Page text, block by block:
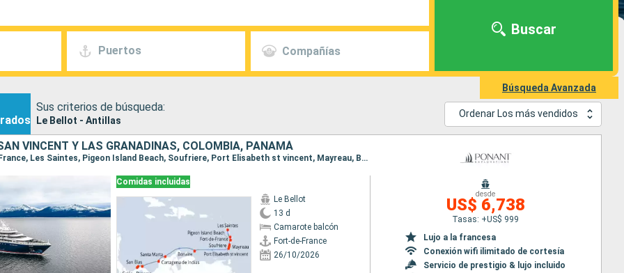
Puertos Compañías
Buscar
Búsqueda Avanzada
Sus criterios de búsqueda:
Le Bellot - Antillas
Ordenar Los más vendidos
VINCENT Y LAS GRANADINAS, COLOMBIA, PANAMÁ
Itinerario : Fort-de-France, Les Saintes, Pigeon Island Beach, Soufriere, Port Elisabeth st vincent, Mayreau, Bonaire, Santa Marta, Cartagena de Indias, San Blas, Porto bello, Colón - Panama
Comidas incluidas
Le Bellot
13 d
Camarote balcón
Fort-de-France
26/10/2026
desde
US$ 6,738
Tasas: +US$ 999
Lujo a la francesa
Conexión wifi ilimitado de cortesía
Servicio de prestigio & lujo incluido